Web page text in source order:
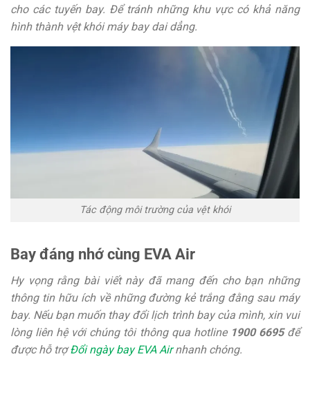
cho các tuyến bay. Để tránh những khu vực có khả năng
hình thành vệt khói máy bay dai dẳng.
Tác động môi trường của vệt khói
Bay đáng nhớ cùng EVA Air
Hy vọng rằng bài viết này đã mang đến cho bạn những
thông tin hữu ích về những đường kẻ trắng đằng sau máy
bay. Nếu bạn muốn thay đổi lịch trình bay của mình, xin vui
lòng liên hệ với chúng tôi thông qua hotline 1900 6695để
được hỗ trợĐổi ngày bay EVA Airnhanh chóng.